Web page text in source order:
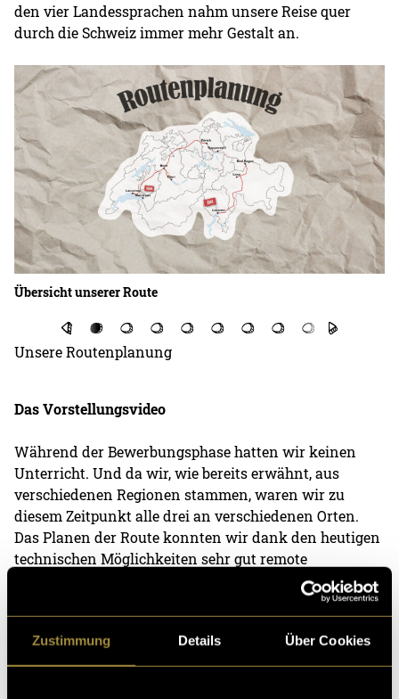
Zustimmung Details Über Cookies
den vier Landessprachen nahm unsere Reise quer
durch die Schweiz immer mehr Gestalt an.
Übersicht unserer Route
Unsere Routenplanung
Das Vorstellungsvideo
Während der Bewerbungsphase hatten wir keinen
Unterricht. Und da wir, wie bereits erwähnt, aus
verschiedenen Regionen stammen, waren wir zu
diesem Zeitpunkt alle drei an verschiedenen Orten.
Das Planen der Route konnten wir dank den heutigen
technischen Möglichkeiten sehr gut remote
organisieren. Doch das Drehen eines einheitlichen
Vorstellungsvideos ist so schon anspruchsvoller. Beim
nächsten Brainstorming entschieden wir uns, dass
jede eine Landessprache (Schweizerdeutsch
ausgenommen) repräsentiert und bei der persönlichen